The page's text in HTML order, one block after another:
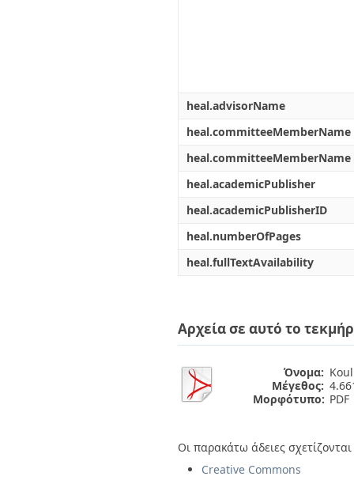
heal.advisorName
heal.committeeMemberName
heal.committeeMemberName
heal.academicPublisher
heal.academicPublisherID
heal.numberOfPages
heal.fullTextAvailability
Αρχεία σε αυτό το
Όνομα:
Μέγεθος:
Μορφότυπο: PDF
Οι παρακάτω άδειες
Creative Commons